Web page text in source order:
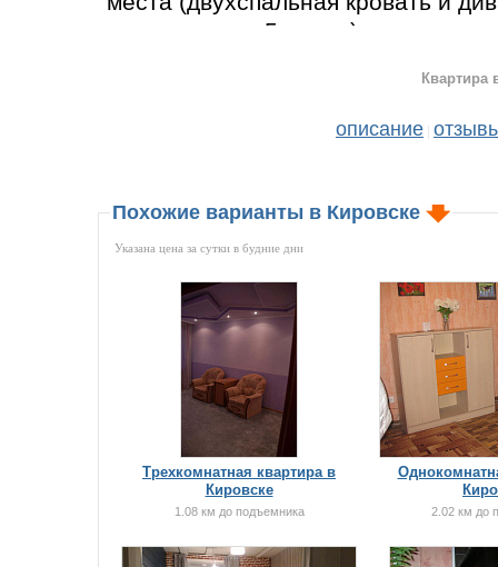
предоставить 5 место), вся
7-10 мин. ходьбы, рядом маркет,
Квартира
описание
Похожие варианты в Кировске
Указана цена за сутки в будние дни
Трехкомнатная квартира в
Кировске
1.08 км до подъемника 2.02 км до